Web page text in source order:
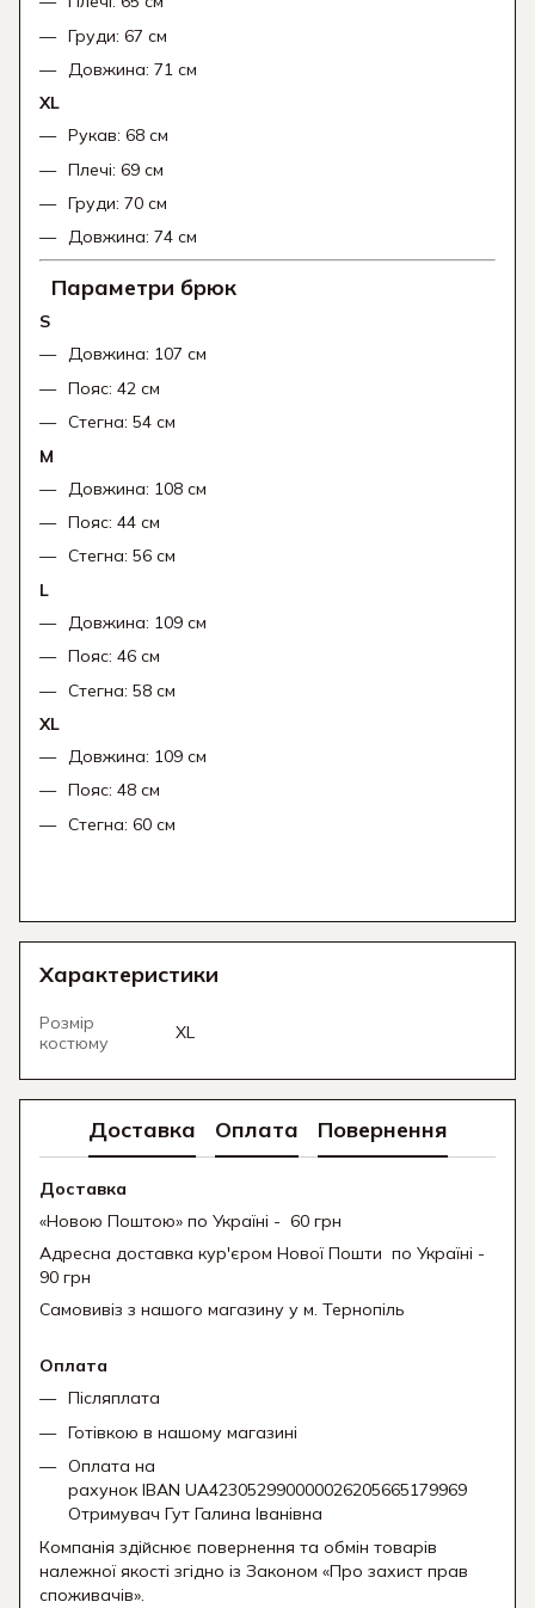
Груди: 67 см
Довжина: 71 см
XL
Рукав: 68 см
Плечі: 69 см
Груди: 70 см
Довжина: 74 см
Параметри брюк
S
Довжина: 107 см
Пояс: 42 см
Стегна: 54 см
M
Довжина: 108 см
Пояс: 44 см
Стегна: 56 см
L
Довжина: 109 см
Пояс: 46 см
Стегна: 58 см
XL
Довжина: 109 см
Пояс: 48 см
Стегна: 60 см
Характеристики
Розмір
костюму
XL
Доставка Оплата Повернення
Доставка
«Новою Поштою» по Україні - 60 грн
Адресна доставка кур'єром Нової Пошти по Україні -
90 грн
Самовивіз з нашого магазину у м. Тернопіль
Оплата
Післяплата
Готівкою в нашому магазині
Оплата на
рахунок IBAN UA423052990000026205665179969
Отримувач Гут Галина Іванівна
Компанія здійснює повернення та обмін товарів
належної якості згідно із Законом «Про захист прав
споживачів».